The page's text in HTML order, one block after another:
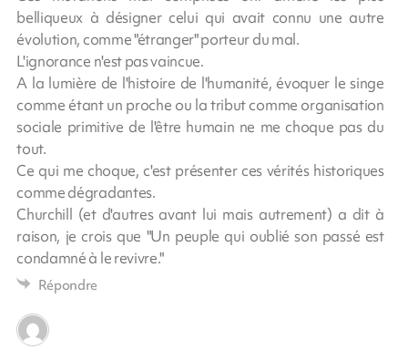
belliqueux à désigner celui qui avait connu une autre
évolution, comme "étranger" porteur du mal.
L'ignorance n'est pas vaincue.
A la lumière de l'histoire de l'humanité, évoquer le singe
comme étant un proche ou la tribut comme organisation
sociale primitive de l'être humain ne me choque pas du
tout.
Ce qui me choque, c'est présenter ces vérités historiques
comme dégradantes.
Churchill (et d'autres avant lui mais autrement) a dit à
raison, je crois que "Un peuple qui oublié son passé est
condamné à le revivre."
Répondre